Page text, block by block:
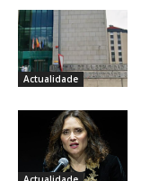
Actualidade